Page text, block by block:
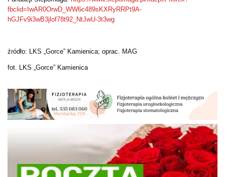
fbclid=IwAR0OrwD_WW6c489sKXRyRRPt9A-
hGJFv9i3wB3jlof78t92_NtJwU-3t3wg
źródło: LKS „Gorce” Kamienica; oprac. MAG
fot. LKS „Gorce” Kamienica